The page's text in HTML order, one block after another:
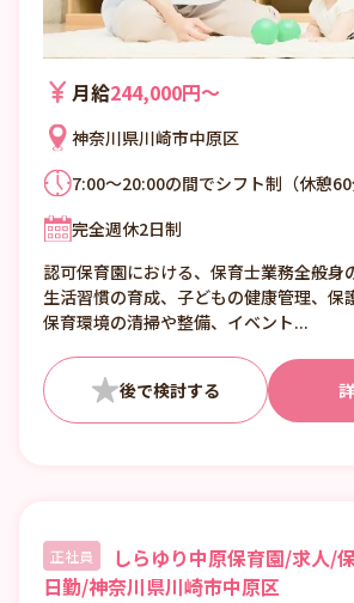
月給244,000円〜
神奈川県川崎市中原区
7:00～20:00の間でシフト制（休憩
日（実働10時間／休憩60分）勤務が
7:00～16:00 8:00～17:00 8:30～
～18:00 9:30～18:30 11:00～20:00
完全週休2日制
認可保育園における、保育士業務全般身
生活習慣の育成、子どもの健康管理、保
保育環境の清掃や整備、イベント...
正社員
しらゆり中原保育園/求人/
日勤/神奈川県川崎市中原区